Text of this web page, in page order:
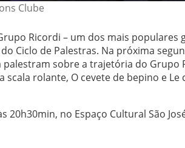
Clube
Ricordi – um dos mais populares
Ciclo de Palestras. Na próxima
sobre a trajetória do Grupo
rolante, O cevete de bepino e Le
no Espaço Cultural São